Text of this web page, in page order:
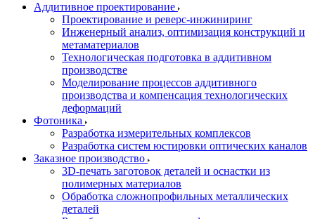
Аддитивное проектирование
Проектирование и реверс-инжиниринг
Инженерный анализ, оптимизация конструкций и
метаматериалов
Технологическая подготовка в аддитивном
производстве
Моделирование процессов аддитивного
производства и компенсация технологических
деформаций
Фотоника
Разработка измерительных комплексов
Разработка систем юстировки оптических каналов
Заказное производство
3D-печать заготовок деталей и оснастки из
полимерных материалов
Обработка сложнопрофильных металлических
деталей